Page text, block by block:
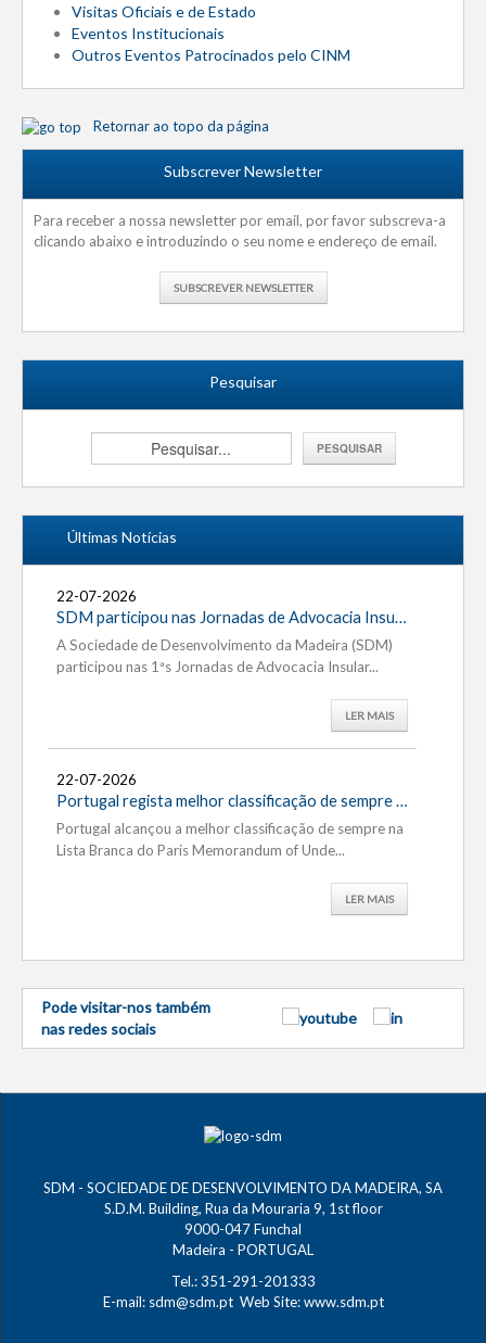
Visitas Oficiais e de Estado
Eventos Institucionais
Outros Eventos Patrocinados pelo CINM
Retornar ao topo da página
Subscrever Newsletter
Para receber a nossa newsletter por email, por favor subscreva-a
clicando abaixo e introduzindo o seu nome e endereço de email.
SUBSCREVER NEWSLETTER
Pesquisar
Últimas Notícias
22-07-2026
SDM participou nas Jornadas de Advocacia Insular
A Sociedade de Desenvolvimento da Madeira (SDM)
participou nas 1ªs Jornadas de Advocacia Insular...
LER MAIS
22-07-2026
Portugal regista melhor classificação de sempre na Lista Branca do Paris MoU...
Portugal alcançou a melhor classificação de sempre na
Lista Branca do Paris Memorandum of Unde...
LER MAIS
Pode visitar-nos também
nas redes sociais
SDM - SOCIEDADE DE DESENVOLVIMENTO DA MADEIRA, SA
S.D.M. Building, Rua da Mouraria 9, 1st floor
9000-047 Funchal
Madeira - PORTUGAL
Tel.: 351-291-201333
E-mail: sdm@sdm.ptWeb Site:www.sdm.pt